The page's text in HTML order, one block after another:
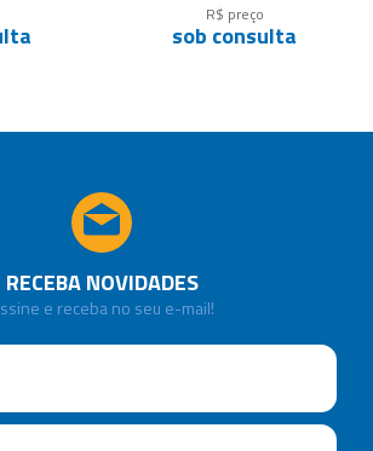
R$ preço
sob consulta
RECEBA NOVIDADES
e receba no seu e-mail!